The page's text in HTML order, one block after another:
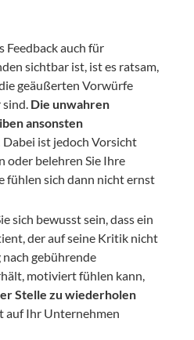
Feedback auch für
sichtbar ist, ist es ratsam,
geäußerten Vorwürfe
Die unwahren
ansonsten
Dabei ist jedoch Vorsicht
oder belehren Sie Ihre
fühlen sich dann nicht ernst
sich bewusst sein, dass ein
der auf seine Kritik nicht
gebührende
motiviert fühlen kann,
Stelle zu wiederholen
auf Ihr Unternehmen